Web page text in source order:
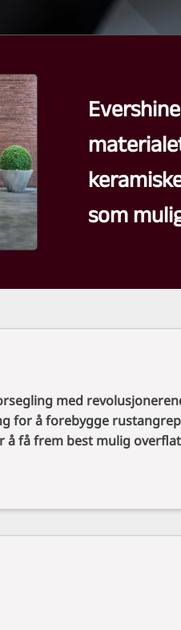
som
med
for å forebygge
å få frem best mulig